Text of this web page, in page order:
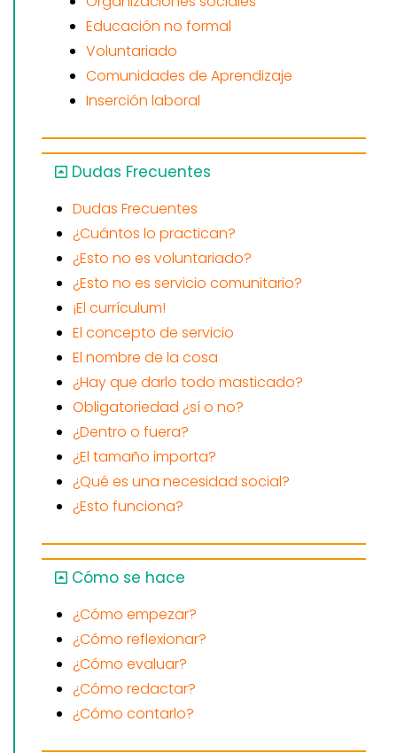
Educación no formal
Voluntariado
Comunidades de Aprendizaje
Inserción laboral
Dudas Frecuentes
Dudas Frecuentes
¿Cuántos lo practican?
¿Esto no es voluntariado?
¿Esto no es servicio comunitario?
¡El currículum!
El concepto de servicio
El nombre de la cosa
¿Hay que darlo todo masticado?
Obligatoriedad ¿sí o no?
¿Dentro o fuera?
¿El tamaño importa?
¿Qué es una necesidad social?
¿Esto funciona?
Cómo se hace
¿Cómo empezar?
¿Cómo reflexionar?
¿Cómo evaluar?
¿Cómo redactar?
¿Cómo contarlo?